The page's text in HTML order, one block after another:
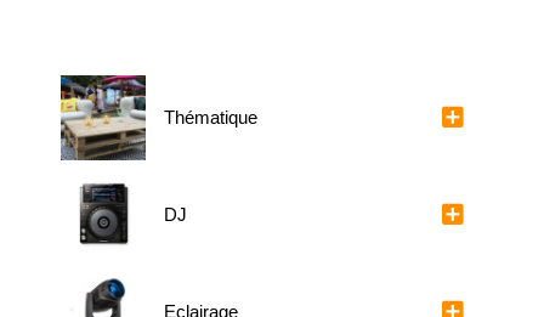
Thématique
DJ
Eclairage